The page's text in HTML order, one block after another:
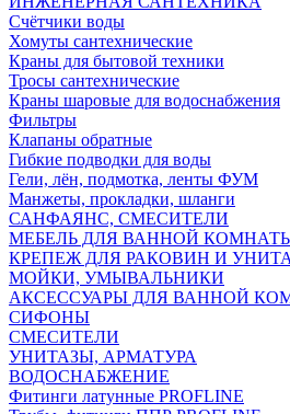
Счётчики воды
Хомуты сантехнические
Краны для бытовой техники
Тросы сантехнические
Краны шаровые для водоснабжения
Фильтры
Клапаны обратные
Гибкие подводки для воды
Гели, лён, подмотка, ленты ФУМ
Манжеты, прокладки, шланги
САНФАЯНС, СМЕСИТЕЛИ
МЕБЕЛЬ ДЛЯ ВАННОЙ
КРЕПЕЖ ДЛЯ РАКОВИН И
МОЙКИ, УМЫВАЛЬНИКИ
АКСЕССУАРЫ ДЛЯ ВАННОЙ
СИФОНЫ
СМЕСИТЕЛИ
УНИТАЗЫ, АРМАТУРА
ВОДОСНАБЖЕНИЕ
Фитинги латунные PROFLINE